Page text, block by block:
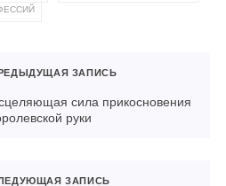
ЗАПИСЬ
сила прикосновения
руки
ЗАПИСЬ